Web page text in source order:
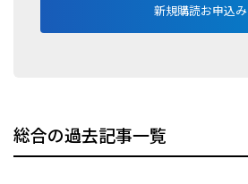
新規購読お申込み
総合の過去記事一覧